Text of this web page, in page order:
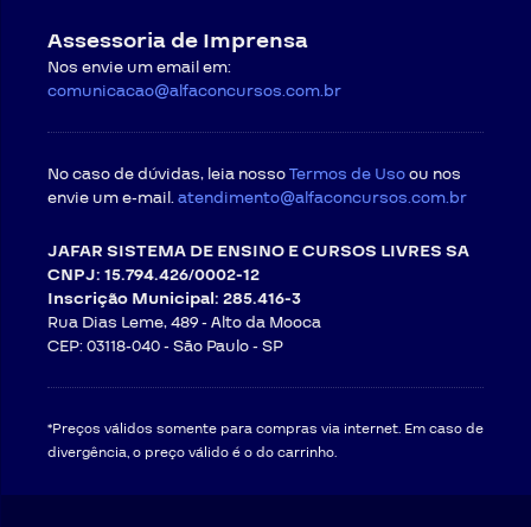
Assessoria de Imprensa
Nos envie um email em:
comunicacao@alfaconcursos.com.br
No caso de dúvidas, leia nossoTermos de Usoou nos
envie um e-mail.atendimento@alfaconcursos.com.br
JAFAR SISTEMA DE ENSINO E CURSOS LIVRES SA
CNPJ: 15.794.426/0002-12
Inscrição Municipal: 285.416-3
Rua Dias Leme, 489 - Alto da Mooca
CEP: 03118-040 -São Paulo - SP
*Preços válidos somente para compras via internet. Em caso de
divergência, o preço válido é o do carrinho.